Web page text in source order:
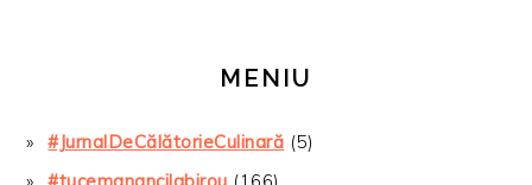
MENIU
#JurnalDeCălătorieCulinară (5)